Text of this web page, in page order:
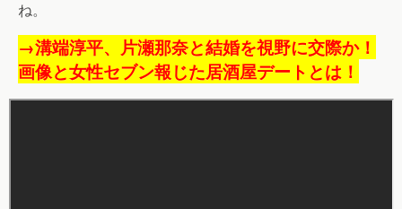
ね。
→溝端淳平、片瀬那奈と結婚を視野に交際か！
画像と女性セブン報じた居酒屋デートとは！